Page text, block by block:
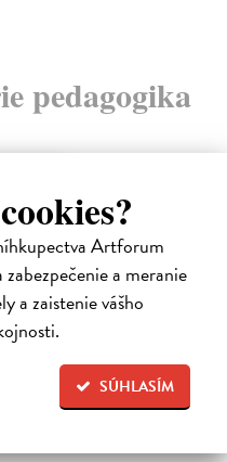
Artforum
a meranie
a zaistenie vášho
SÚHLASÍM
pedagogika